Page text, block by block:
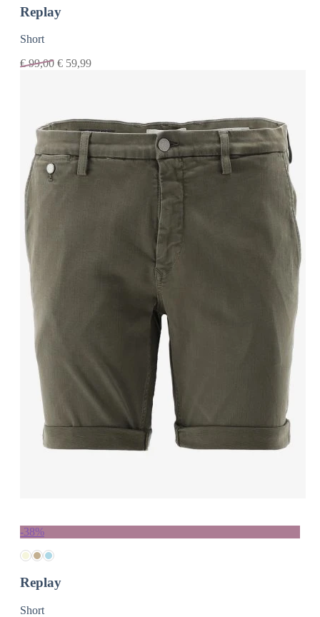
Replay
Short
€99,00 € 59,99
-38%
Replay
Short